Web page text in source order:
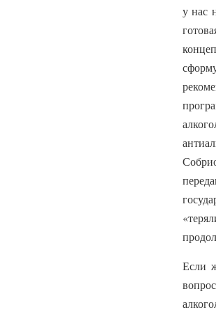
у нас
Если